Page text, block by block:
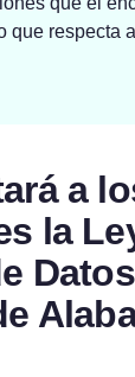
que respecta
a
la
Datos